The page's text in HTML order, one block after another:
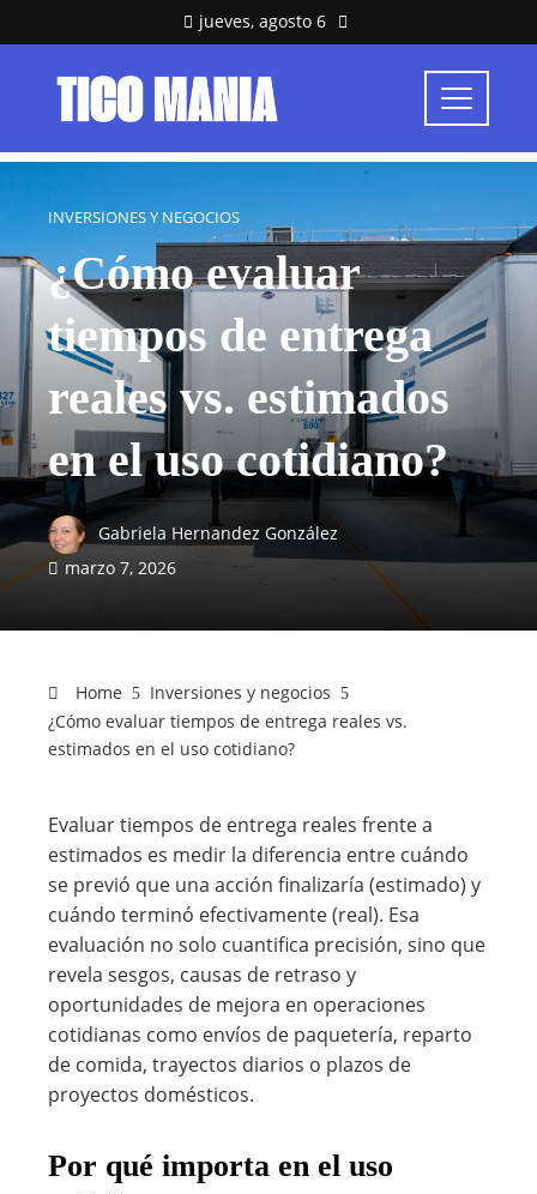
jueves, agosto 6
INVERSIONES Y NEGOCIOS
¿Cómo evaluar
tiempos de entrega
reales vs. estimados
en el uso cotidiano?
Gabriela Hernandez González
marzo 7, 2026
Home
Inversiones y negocios
¿Cómo evaluar tiempos de entrega reales vs.
estimados en el uso cotidiano?
Evaluar tiempos de entrega reales frente a
estimados es medir la diferencia entre cuándo
se previó que una acción finalizaría (estimado) y
cuándo terminó efectivamente (real). Esa
evaluación no solo cuantifica precisión, sino que
revela sesgos, causas de retraso y
oportunidades de mejora en operaciones
cotidianas como envíos de paquetería, reparto
de comida, trayectos diarios o plazos de
proyectos domésticos.
Por qué importa en el uso